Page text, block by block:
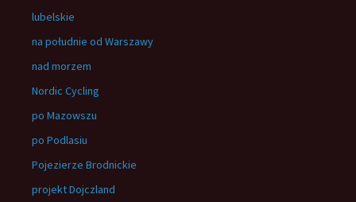
lubelskie
na południe od Warszawy
nad morzem
Nordic Cycling
po Mazowszu
po Podlasiu
Pojezierze Brodnickie
projekt Dojczland